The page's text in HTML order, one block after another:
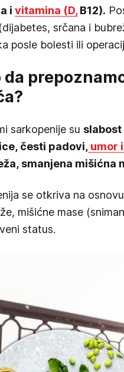
i vitamina (D,B12).
srčana i
posle bolesti ili
da
sarkopenije su slabost
česti padovi, umor
smanjena mišićna
se otkriva na
mišićne mase
status.